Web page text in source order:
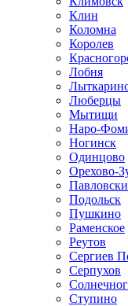
Клин
Коломна
Королев
Лобня
Люберцы
Мытищи
Наро-
Ногинск
Одинцово
Орехово-
Подольск
Пушкино
Раменское
Реутов
Сергиев
Серпухов
Ступино